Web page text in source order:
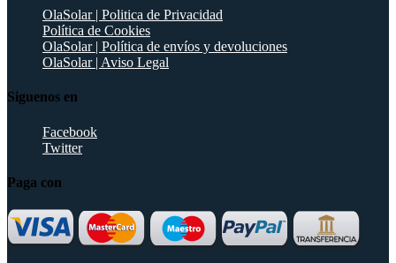
OlaSolar | Politica de Privacidad
Política de Cookies
OlaSolar | Política de envíos y devoluciones
OlaSolar | Aviso Legal
Siguenos en
Facebook
Twitter
Paga con